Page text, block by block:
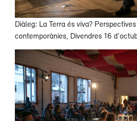
Diàleg: La Terra és viva?
contemporànies, Divendres 16